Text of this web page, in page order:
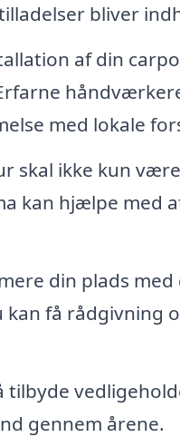
bliver
af din
med lokale
skal ikke kun
kan hjælpe med
din plads
få rådgivning
tilbyde
gennem årene.